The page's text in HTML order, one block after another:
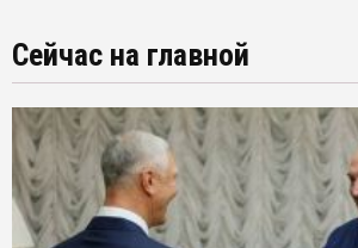
Сейчас на главной